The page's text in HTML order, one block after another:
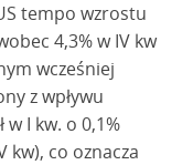
tempo wzrostu
4,3% w IV kw
wcześniej
z wpływu
w I kw. o 0,1%
kw), co oznacza